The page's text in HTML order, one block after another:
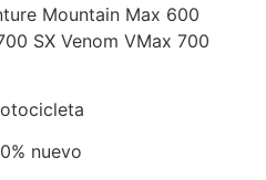
Mountain Max 600
SX Venom VMax 700
nuevo